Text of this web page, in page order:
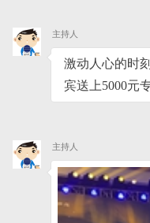
主持人
激动人心的时
宾送上5000元
主持人